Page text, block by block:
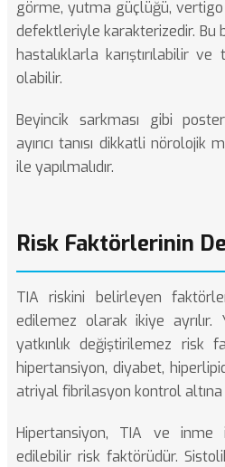
görme, yutma güçlüğü,
defektleriyle karakterizedir.
hastalıklarla karıştırılabilir
olabilir.
Beyincik sarkması gibi
ayırıcı tanısı dikkatli
ile yapılmalıdır.
Risk Faktörlerinin
TIA riskini belirleyen
edilemez olarak ikiye
yatkınlık değiştirilemez risk
hipertansiyon, diyabet,
atriyal fibrilasyon kontrol
Hipertansiyon, TIA ve
edilebilir risk faktörüdür.